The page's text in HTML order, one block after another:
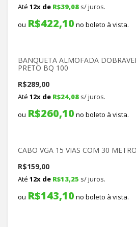
Até 12x de R$39,08 s/ juros.
ou R$422,10 no boleto à vista.
BANQUETA ALMOFADA
PRETO BQ 100
R$289,00
Até 12x de R$24,08 s/ juros.
ou R$260,10 no boleto à vista.
CABO VGA 15 VIAS COM 30
R$159,00
Até 12x de R$13,25 s/ juros.
ou R$143,10 no boleto à vista.